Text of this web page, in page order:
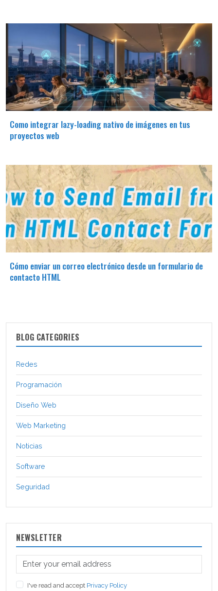
Como integrar lazy-loading nativo de imágenes en tus
proyectos web
Cómo enviar un correo electrónico desde un formulario de
contacto HTML
BLOG CATEGORIES
Redes
Programación
Diseño Web
Web Marketing
Noticias
Software
Seguridad
NEWSLETTER
I've read and accept Privacy Policy